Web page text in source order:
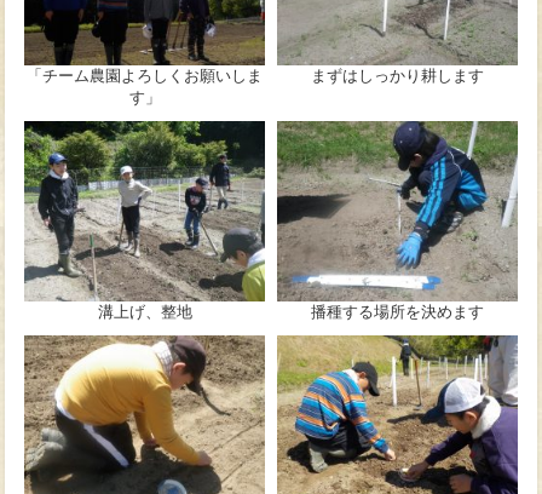
「チーム農園よろしくお願いしま
す」
まずはしっかり耕します
溝上げ、整地 播種する場所を決めます